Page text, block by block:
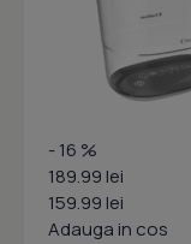
- 16 %
189.99 lei
159.99 lei
Adauga in cos